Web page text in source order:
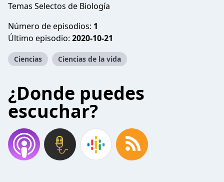
Temas Selectos de Biología
Número de episodios: 1
Último episodio: 2020-10-21
Ciencias Ciencias de la vida
¿Donde puedes
escuchar?